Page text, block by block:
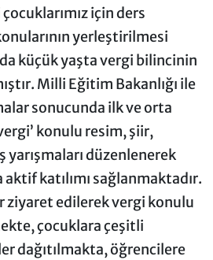
için ders
yerleştirilmesi
küçük yaşta vergi bilincinin
Milli Eğitim Bakanlığı ile
sonucunda ilk ve orta
konulu resim, şiir,
düzenlenerek
katılımı sağlanmaktadır.
edilerek vergi konulu
çocuklara çeşitli
dağıtılmakta, öğrencilere